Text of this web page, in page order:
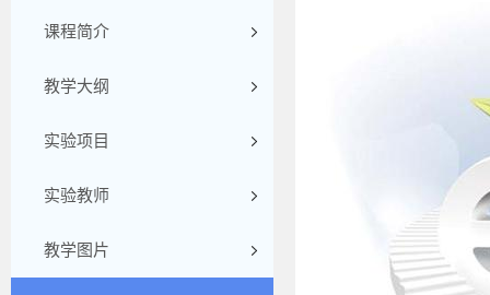
课程简介
教学大纲
实验项目
实验教师
教学图片